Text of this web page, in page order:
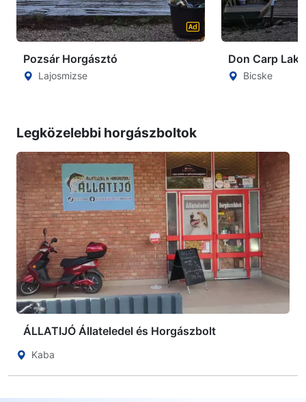
Pozsár Horgásztó
Lajosmizse
Don Carp Lake
Bicske
Legközelebbi horgászboltok
ÁLLATIJÓ Állateledel és Horgászbolt
Kaba